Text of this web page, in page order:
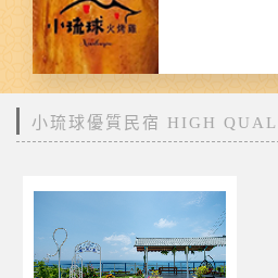
小琉球優質民宿 HIGH